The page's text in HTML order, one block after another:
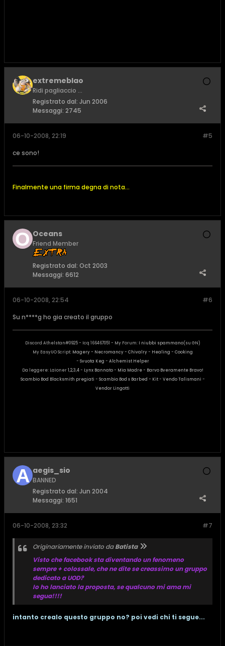
extremeblao
Ridi pagliaccio ...
Registrato dal: Jun 2006
Messaggi: 2745
#5
06-10-2008, 22:19
ce sono!
Finalmente una firma degna di nota...
Oceans
Friend Member
Registrato dal: Oct 2003
Messaggi: 6612
#6
06-10-2008, 22:54
Su n****g ho gia creato il gruppo
Discord Athelstan#0925 - Icq 166467051 - My Forum: I niubbi spammano(su GN)
My EasyUO Script: Magery - Necromancy - Chivalry- Healing - Cooking
- Svuota Keg - Alchemist Helper
Da leggere: Laioner1,2,3,4- Lynx Bannato- Mia Madre- Barvo Bveramente Bravo!
Scambio Bod Blacksmith pregiati - Scambio Bod x Barbed - Kit- Vendo Talismani -
Vendor Lingotti
aegis_sio
BANNED
Registrato dal: Jun 2004
Messaggi: 1651
#7
06-10-2008, 23:32
Originariamente inviato daBatista
Visto che facebook sta diventando un fenomeno
sempre + colossale, che ne dite se creassimo un gruppo
dedicato a UOD?
Io ho lanciato la proposta, se qualcuno mi ama mi
segua!!!!
intanto crealo questo gruppo no? poi vedi chi ti segue...